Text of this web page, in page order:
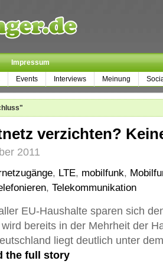
Impressum
Events Interviews Meinung
verzichten?
2011
, LTE, mobilfunk,
, Telekommunikation
EU-Haushalte sparen sich
bereits in der Mehrheit der
liegt deutlich unter
the full story